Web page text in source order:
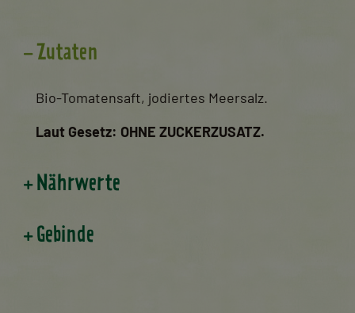
Zutaten
Bio-Tomatensaft, jodiertes Meersalz.
Laut Gesetz: OHNE ZUCKERZUSATZ.
Nährwerte
Gebinde